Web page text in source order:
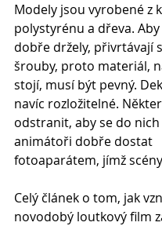
Modely jsou vyrobené z
polystyrénu a dřeva.
dobře držely, přivrtávají
šrouby, proto materiál,
stojí, musí být pevný.
navíc rozložitelné.
odstranit, aby se do
animátoři dobře dostat
fotoaparátem, jímž
Celý článek o tom, jak
novodobý loutkový film